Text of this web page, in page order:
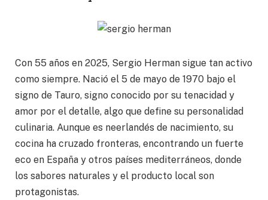
Con 55 años en 2025, Sergio Herman sigue tan activo
como siempre. Nació el 5 de mayo de 1970 bajo el
signo de Tauro, signo conocido por su tenacidad y
amor por el detalle, algo que define su personalidad
culinaria. Aunque es neerlandés de nacimiento, su
cocina ha cruzado fronteras, encontrando un fuerte
eco en España y otros países mediterráneos, donde
los sabores naturales y el producto local son
protagonistas.